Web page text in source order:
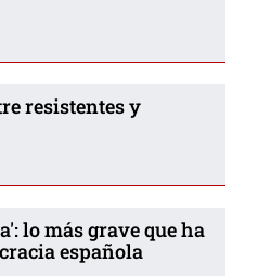
resistentes y
lo más grave que ha
española